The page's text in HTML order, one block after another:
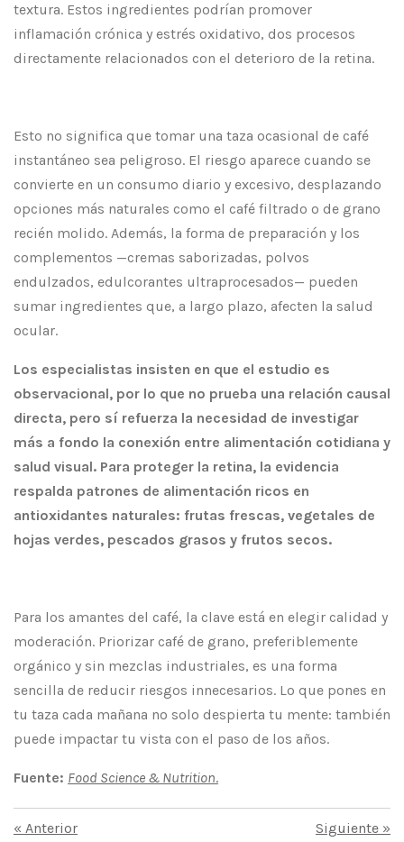
textura. Estos ingredientes podrían promover
inflamación crónica y estrés oxidativo, dos procesos
directamente relacionados con el deterioro de la retina.
Esto no significa que tomar una taza ocasional de café
instantáneo sea peligroso. El riesgo aparece cuando se
convierte en un consumo diario y excesivo, desplazando
opciones más naturales como el café filtrado o de grano
recién molido. Además, la forma de preparación y los
complementos —cremas saborizadas, polvos
endulzados, edulcorantes ultraprocesados— pueden
sumar ingredientes que, a largo plazo, afecten la salud
ocular.
Los especialistas insisten en que el estudio es
observacional, por lo que no prueba una relación causal
directa, pero sí refuerza la necesidad de investigar
más a fondo la conexión entre alimentación cotidiana y
salud visual. Para proteger la retina, la evidencia
respalda patrones de alimentación ricos en
antioxidantes naturales: frutas frescas, vegetales de
hojas verdes, pescados grasos y frutos secos.
Para los amantes del café, la clave está en elegir calidad y
moderación. Priorizar café de grano, preferiblemente
orgánico y sin mezclas industriales, es una forma
sencilla de reducir riesgos innecesarios. Lo que pones en
tu taza cada mañana no solo despierta tu mente: también
puede impactar tu vista con el paso de los años.
Fuente: Food Science & Nutrition.
« Anterior Siguiente »